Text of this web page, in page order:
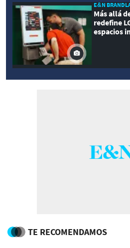
E&N
Más allá
redefine
espacios
TE RECOMENDAMOS